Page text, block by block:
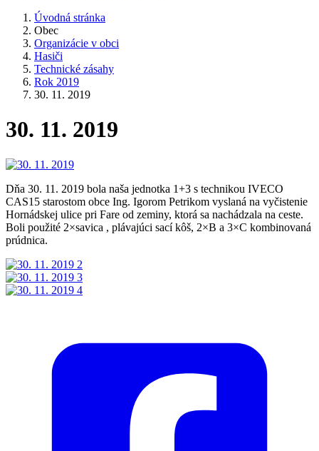
Úvodná stránka
Obec
Organizácie v obci
Hasiči
Technické zásahy
Rok 2019
30. 11. 2019
30. 11. 2019
Dňa 30. 11. 2019 bola naša jednotka 1+3 s technikou IVECO
CAS15 starostom obce Ing. Igorom Petrikom vyslaná na vyčistenie
Hornádskej ulice pri Fare od zeminy, ktorá sa nachádzala na ceste.
Boli použité 2×savica , plávajúci sací kôš, 2×B a 3×C kombinovaná
prúdnica.